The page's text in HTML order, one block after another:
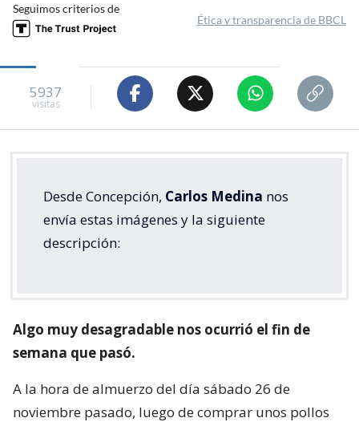
Seguimos criterios de
Ética y transparencia de BBCL
5937
visitas
Desde Concepción, Carlos Medina nos
envía estas imágenes y la siguiente
descripción:
Algo muy desagradable nos ocurrió el fin de
semana que pasó.
A la hora de almuerzo del día sábado 26 de
noviembre pasado, luego de comprar unos pollos